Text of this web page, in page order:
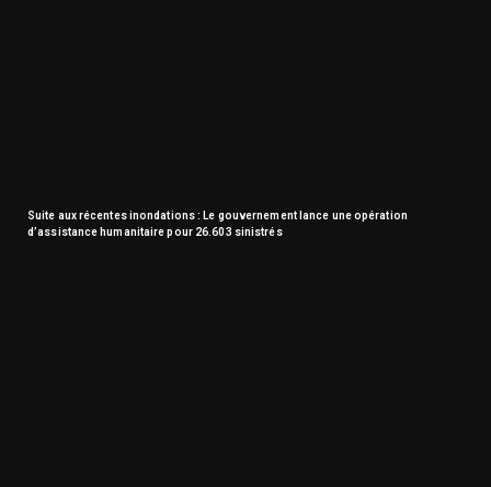
Suite aux récentes inondations : Le gouvernement lance une opération
d’assistance humanitaire pour 26.603 sinistrés